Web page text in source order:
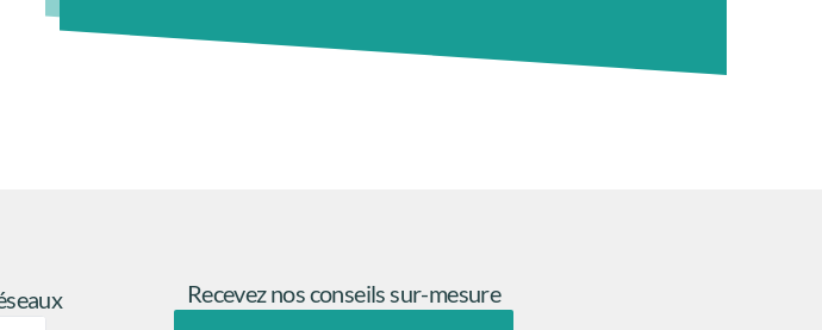
Recevez nos conseils sur-mesure